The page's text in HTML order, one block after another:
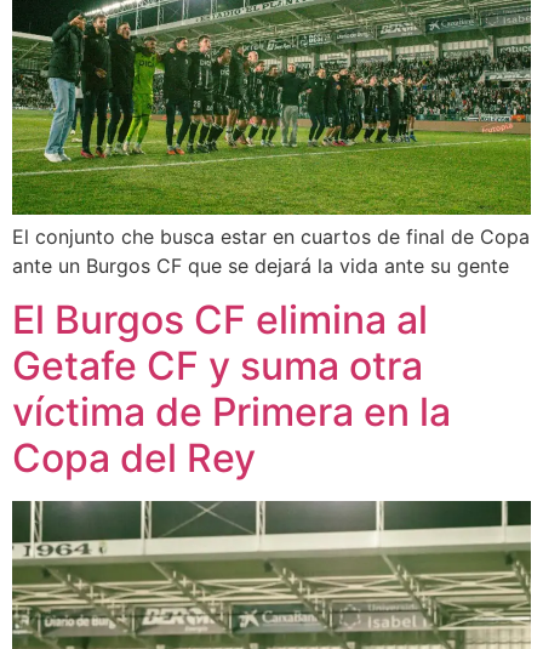
El conjunto che busca estar en cuartos de final de Copa
ante un Burgos CF que se dejará la vida ante su gente
El Burgos CF elimina al
Getafe CF y suma otra
víctima de Primera en la
Copa del Rey